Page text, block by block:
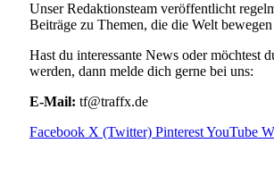
Unser Redaktionsteam veröffentlicht
Beiträge zu Themen, die die Welt bewegen
Hast du interessante News oder möchtest
werden, dann melde dich gerne bei uns:
E-Mail: tf@traffx.de
Facebook X (Twitter) PinterestYouTube